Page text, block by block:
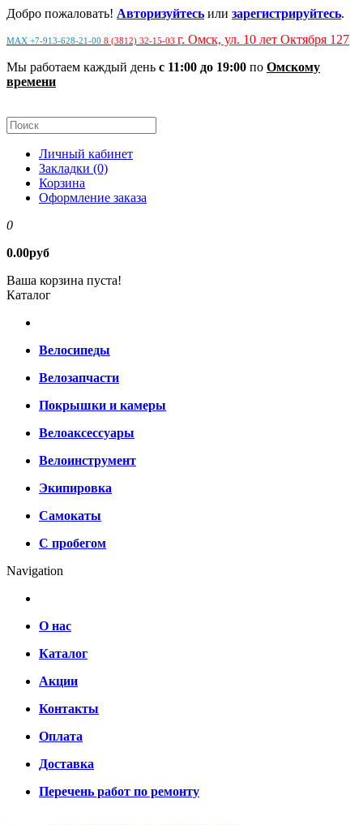
Добро пожаловать! Авторизуйтесь или зарегистрируйтесь.
MAX +7-913-628-21-00 8 (3812) 32-15-03 г. Омск, ул. 10 лет Октября 127
Мы работаем каждый день с 11:00 до 19:00 по Омскому
времени
Личный кабинет
Закладки (0)
Корзина
Оформление заказа
0
0.00руб
Ваша корзина пуста!
Каталог
Велосипеды
Велозапчасти
Покрышки и камеры
Велоаксессуары
Велоинструмент
Экипировка
Самокаты
С пробегом
Navigation
О нас
Каталог
Акции
Контакты
Оплата
Доставка
Перечень работ по ремонту